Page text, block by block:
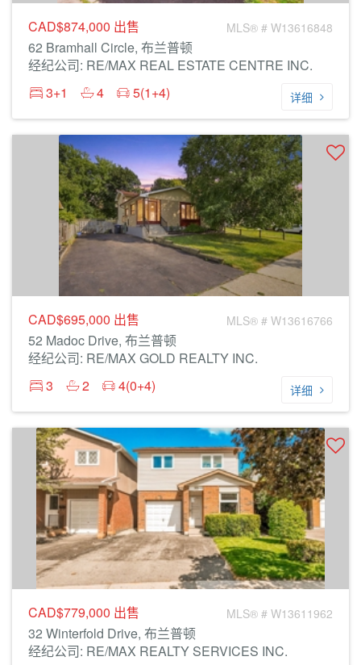
CAD$874,000 出售 MLS® # W13616848
62 Bramhall Circle, 布兰普顿
经纪公司: RE/MAX REAL ESTATE CENTRE INC.
3+1
4 5(1+4) 详细
CAD$695,000 出售 MLS® # W13616766
52 Madoc Drive, 布兰普顿
经纪公司: RE/MAX GOLD REALTY INC.
3
2 4(0+4) 详细
CAD$779,000 出售 MLS® # W13611962
32 Winterfold Drive, 布兰普顿
经纪公司: RE/MAX REALTY SERVICES INC.